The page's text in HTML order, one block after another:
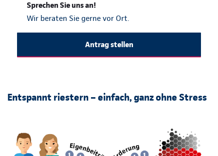
Sprechen Sie uns an!
Wir beraten Sie gerne vor Ort.
Antrag stellen
Entspannt riestern – einfach, ganz ohne Stress